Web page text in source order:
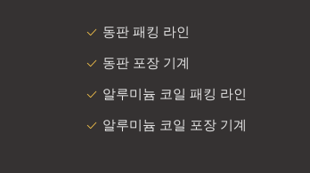
동판 패킹 라인
동판 포장 기계
알루미늄 코일 패킹 라인
알루미늄 코일 포장 기계